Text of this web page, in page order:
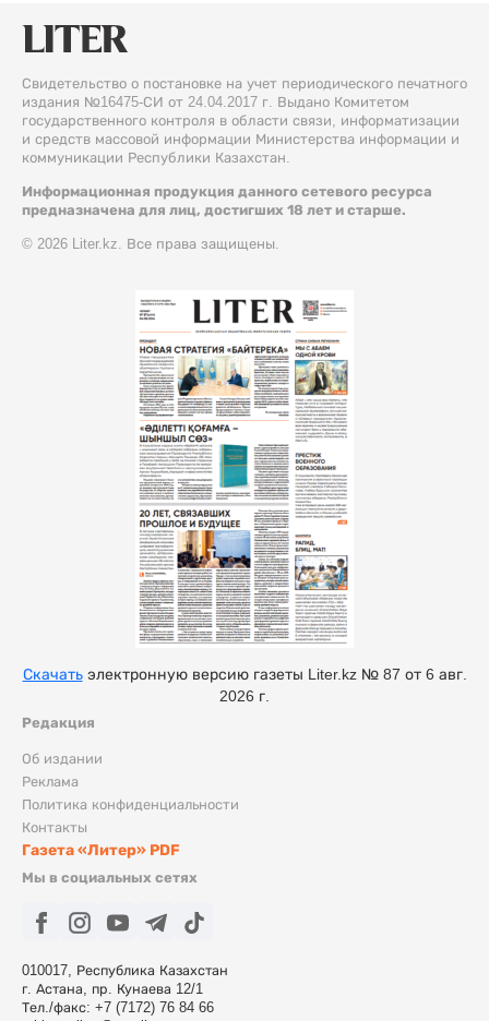
Свидетельство о постановке на учет периодического печатного
издания №16475-СИ от 24.04.2017 г. Выдано Комитетом
государственного контроля в области связи, информатизации
и средств массовой информации Министерства информации и
коммуникации Республики Казахстан.
Информационная продукция данного сетевого ресурса
предназначена для лиц, достигших 18 лет и старше.
© 2026 Liter.kz. Все права защищены.
Редакция
Об издании
Реклама
Политика конфиденциальности
Контакты
Газета «Литер» PDF
Мы в социальных сетях
010017, Республика Казахстан
г. Астана, пр. Кунаева 12/1
Тел./факс: +7 (7172) 76 84 66
Скачатьэлектронную версию газеты Liter.kz № 87 от 6 авг.
2026 г.